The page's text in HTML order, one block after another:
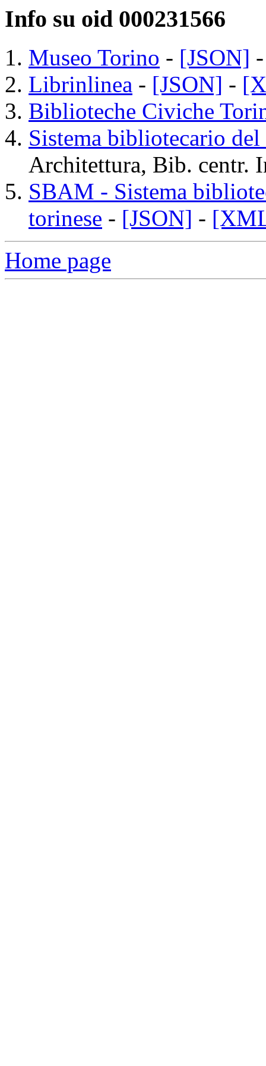
Info su oid 000231566
Museo Torino - [JSON]
Librinlinea - [JSON] -
Biblioteche Civiche
Sistema bibliotecario
Architettura, Bib. centr.
SBAM - Sistema
torinese - [JSON] -
Home page